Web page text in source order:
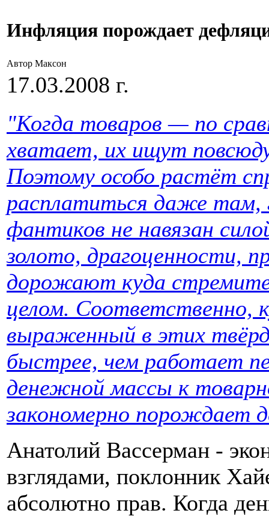
Инфляция порождает
Автор Максон
17.03.2008 г.
"Когда товаров — по
хватает, их ищут
Поэтому особо растёт
расплатиться даже там,
фантиков не навязан
золото, драгоценности,
дорожают куда
целом. Соответственно,
выраженный в этих
быстрее, чем работает
денежной массы к
закономерно порождает
Анатолий Вассерман -
взглядами, поклонник
абсолютно прав. Когда